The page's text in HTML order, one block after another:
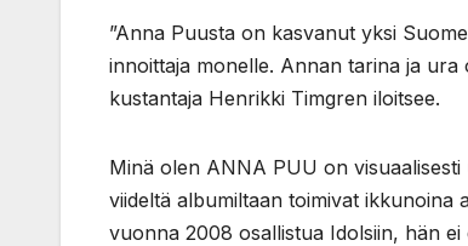
”Anna Puusta on kasvanut yksi
innoittaja monelle. Annan tarina ja ura
kustantaja Henrikki Timgren iloitsee.
Minä olen ANNA PUU on
viideltä albumiltaan toimivat ikkunoina
vuonna 2008 osallistua Idolsiin, hän